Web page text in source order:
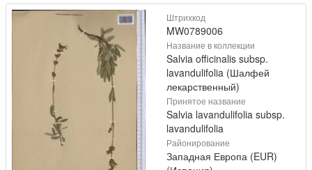
Штрихкод
MW0789006
Название в коллекции
Salvia officinalis subsp.
lavandulifolia (Шалфей
лекарственный)
Принятое название
Salvia lavandulifolia subsp.
lavandulifolia
Районирование
Западная Европа (EUR)